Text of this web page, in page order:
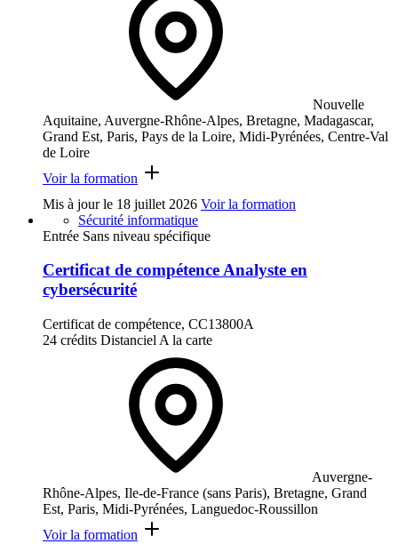
Nouvelle
Aquitaine, Auvergne-Rhône-Alpes, Bretagne, Madagascar,
Grand Est, Paris, Pays de la Loire, Midi-Pyrénées, Centre-Val
de Loire
Voir la formation
Mis à jour le 18 juillet 2026 Voir la formation
Sécurité informatique
Entrée Sans niveau spécifique
Certificat de compétence Analyste en
cybersécurité
Certificat de compétence, CC13800A
24 crédits Distanciel A la carte
Auvergne-
Rhône-Alpes, Ile-de-France (sans Paris), Bretagne, Grand
Est, Paris, Midi-Pyrénées, Languedoc-Roussillon
Voir la formation